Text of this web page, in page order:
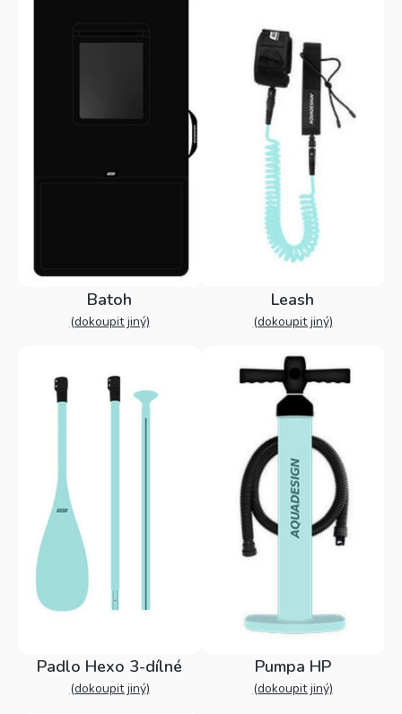
Batoh
(dokoupit jiný)
Leash
(dokoupit jiný)
Padlo Hexo 3-dílné
(dokoupit jiný)
Pumpa HP
(dokoupit jiný)